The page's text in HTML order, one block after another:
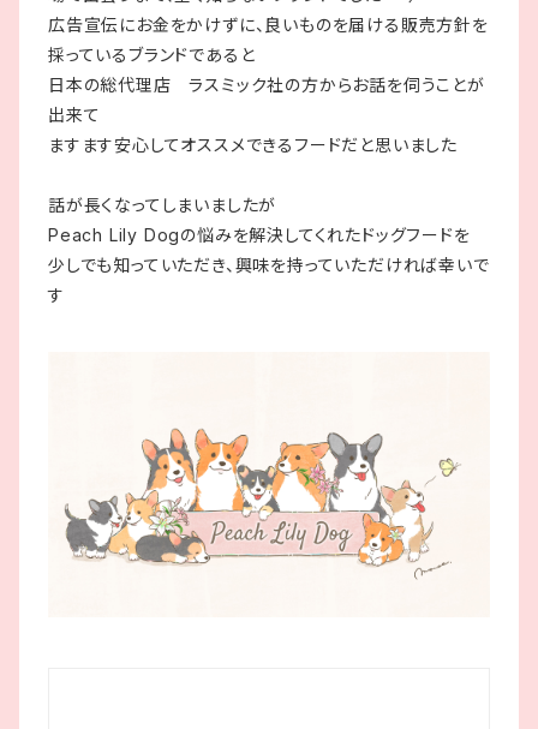
広告宣伝にお金をかけずに、良いものを届ける販売方針を
採っているブランドであると
日本の総代理店 ラスミック社の方からお話を伺うことが
出来て
ますます安心してオススメできるフードだと思いました
話が長くなってしまいましたが
Peach Lily Dogの悩みを解決してくれたドッグフードを
少しでも知っていただき、興味を持っていただければ幸いで
す